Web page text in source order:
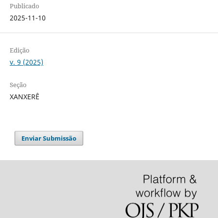
Publicado
2025-11-10
Edição
v. 9 (2025)
Seção
XANXERÊ
Enviar Submissão